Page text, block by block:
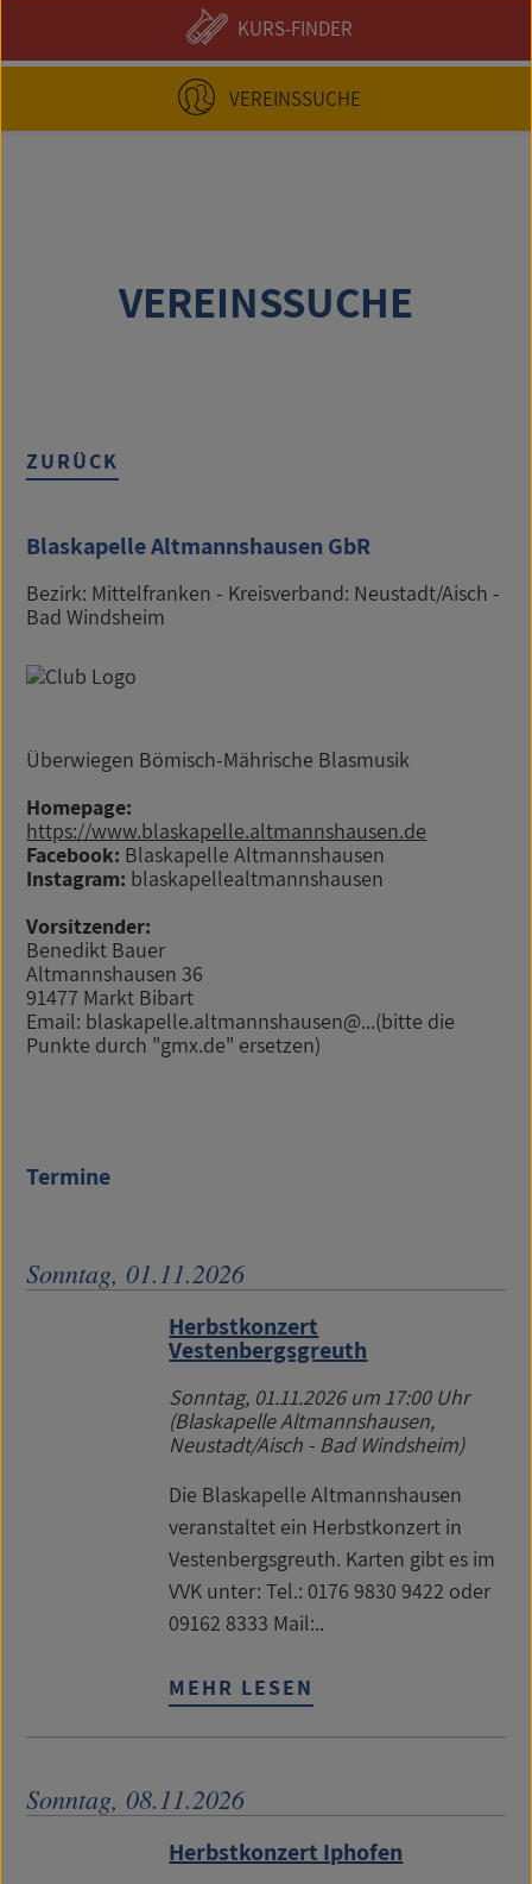
KURS-FINDER
VEREINSSUCHE
VEREINSSUCHE
ZURÜCK
Blaskapelle Altmannshausen GbR
Bezirk: Mittelfranken - Kreisverband: Neustadt/Aisch -
Bad Windsheim
Überwiegen Bömisch-Mährische Blasmusik
Homepage:
https://www.blaskapelle.altmannshausen.de
Facebook: Blaskapelle Altmannshausen
Instagram: blaskapellealtmannshausen
Vorsitzender:
Benedikt Bauer
Altmannshausen 36
91477 Markt Bibart
Email: blaskapelle.altmannshausen@...(bitte die
Punkte durch "gmx.de" ersetzen)
Termine
Sonntag, 01.11.2026
Herbstkonzert
Vestenbergsgreuth
Sonntag, 01.11.2026um 17:00 Uhr
(Blaskapelle Altmannshausen,
Neustadt/Aisch - Bad Windsheim)
Die Blaskapelle Altmannshausen
veranstaltet ein Herbstkonzert in
Vestenbergsgreuth. Karten gibt es im
VVK unter: Tel.: 0176 9830 9422 oder
09162 8333 Mail:..
MEHR LESEN
Sonntag, 08.11.2026
Herbstkonzert Iphofen